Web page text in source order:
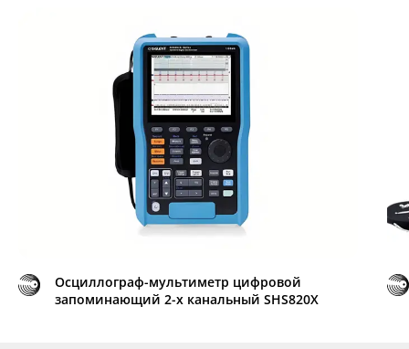
Осциллограф-мультиметр цифровой
запоминающий 2-х канальный SHS820X